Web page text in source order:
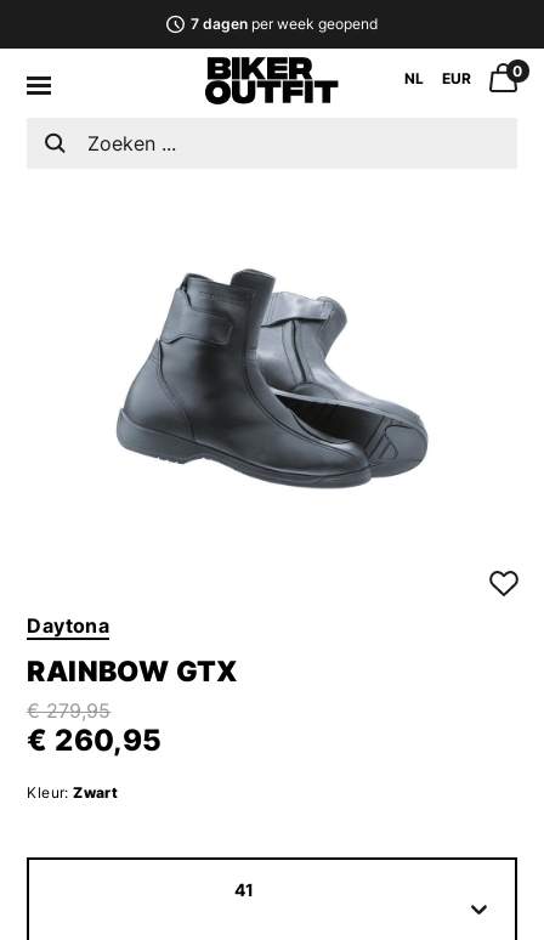
7 dagenper week geopend
NL EUR 0
Daytona
RAINBOW GTX
€ 279,95
€ 260,95
Kleur: Zwart
41